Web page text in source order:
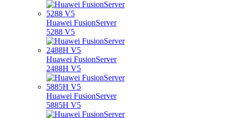
Huawei FusionServer
5288 V5
Huawei FusionServer
2488H V5
Huawei FusionServer
5885H V5